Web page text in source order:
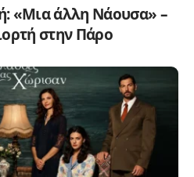
«Μια άλλη Νάουσα» –
στην Πάρο